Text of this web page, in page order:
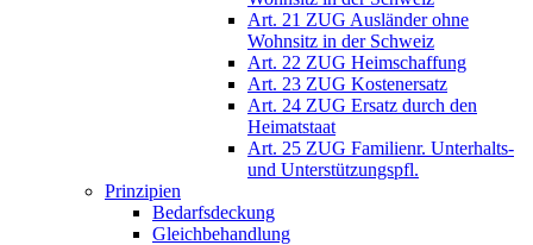
Art. 21 ZUG Ausländer ohne
Wohnsitz in der Schweiz
Art. 22 ZUG Heimschaffung
Art. 23 ZUG Kostenersatz
Art. 24 ZUG Ersatz durch den
Heimatstaat
Art. 25 ZUG Familienr. Unterhalts-
und Unterstützungspfl.
Prinzipien
Bedarfsdeckung
Gleichbehandlung